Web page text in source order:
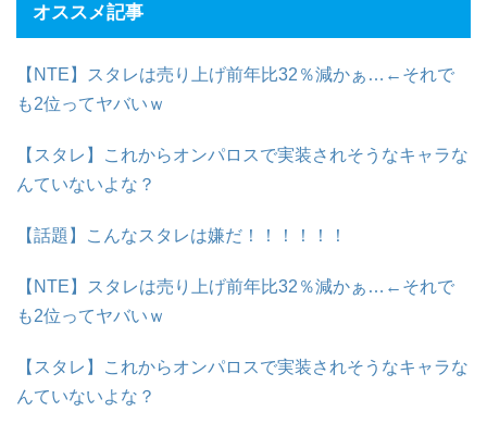
オススメ記事
【NTE】スタレは売り上げ前年比32％減かぁ…←それで
も2位ってヤバいｗ
【スタレ】これからオンパロスで実装されそうなキャラな
んていないよな？
【話題】こんなスタレは嫌だ！！！！！！
【NTE】スタレは売り上げ前年比32％減かぁ…←それで
も2位ってヤバいｗ
【スタレ】これからオンパロスで実装されそうなキャラな
んていないよな？